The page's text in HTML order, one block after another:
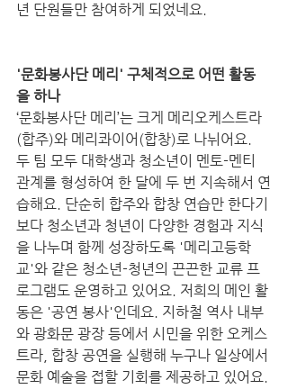
년 단원들만 참여하게 되었네요.
'문화봉사단 메리' 구체적으로 어떤 활동
을 하나
‘문화봉사단 메리’는 크게 메리오케스트라
(합주)와 메리콰이어(합창)로 나뉘어요.
두 팀 모두 대학생과 청소년이 멘토-멘티
관계를 형성하여 한 달에 두 번 지속해서 연
습해요. 단순히 합주와 합창 연습만 한다기
보다 청소년과 청년이 다양한 경험과 지식
을 나누며 함께 성장하도록 '메리고등학
교'와 같은 청소년-청년의 끈끈한 교류 프
로그램도 운영하고 있어요. 저희의 메인 활
동은 '공연 봉사'인데요. 지하철 역사 내부
와 광화문 광장 등에서 시민을 위한 오케스
트라, 합창 공연을 실행해 누구나 일상에서
문화 예술을 접할 기회를 제공하고 있어요.